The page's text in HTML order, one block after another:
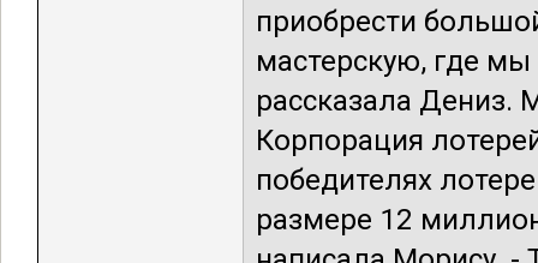
приобрести
мастерскую, где
рассказала Дениз.
Корпорация
победителях
размере 12